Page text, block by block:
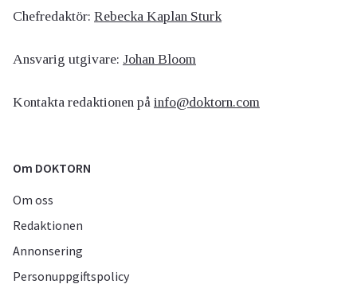
Chefredaktör: Rebecka Kaplan Sturk
Ansvarig utgivare: Johan Bloom
Kontakta redaktionen på info@doktorn.com
Om DOKTORN
Om oss
Redaktionen
Annonsering
Personuppgiftspolicy